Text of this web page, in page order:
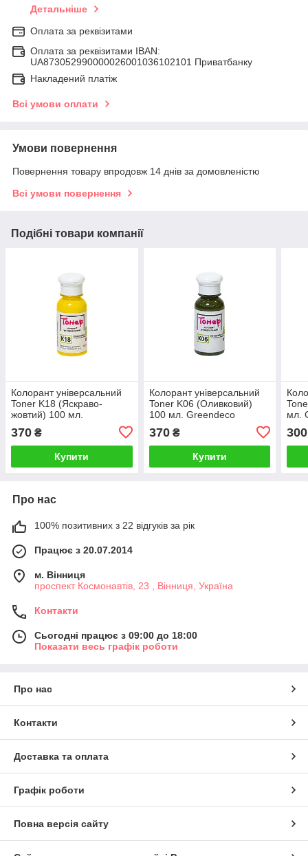
Детальніше
Оплата за реквізитами
Оплата за реквізитами IBAN:
UA873052990000026001036102101 Приватбанку
Накладений платіж
Всі умови оплати
Умови повернення
Повернення товару впродовж 14 днів за домовленістю
Всі умови повернення
Подібні товари компанії
Колорант універсальний
Toner K18 (Яскраво-
жовтий) 100 мл.
370 ₴
Купити
Колорант універсальний
Toner K06 (Оливковий)
100 мл. Greendeco
370₴
Купити
мл.
300
Про нас
100% позитивних з 22 відгуків за рік
Працює з 20.07.2014
м. Вінниця
проспект Космонавтів, 23 , Вінниця, Україна
Контакти
Сьогодні працює з 09:00 до 18:00
Показати весь графік роботи
Про нас
Контакти
Доставка та оплата
Графік роботи
Повна версія сайту